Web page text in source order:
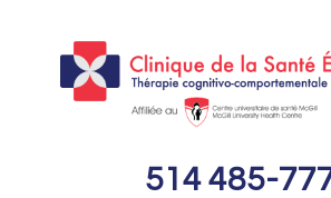
514 485-